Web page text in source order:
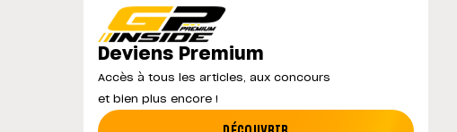
Deviens Premium
Accès à tous les articles, aux concours
et bien plus encore !